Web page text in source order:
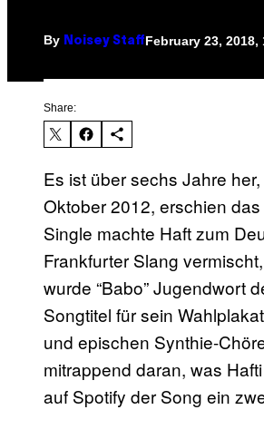
By Noisey StaffFebruary 23, 2018,
Share:
Es ist über sechs Jahre
Oktober 2012, erschien
Single machte Haft zum
Frankfurter Slang
wurde “Babo” Jugendwort
Songtitel für sein
und epischen Synthie-
mitrappend daran, was
auf Spotify der Song ein